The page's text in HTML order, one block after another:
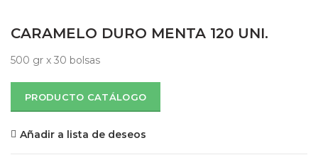
CARAMELO DURO MENTA 120 UNI.
500 gr x 30 bolsas
PRODUCTO CATÁLOGO
Añadir a lista de deseos